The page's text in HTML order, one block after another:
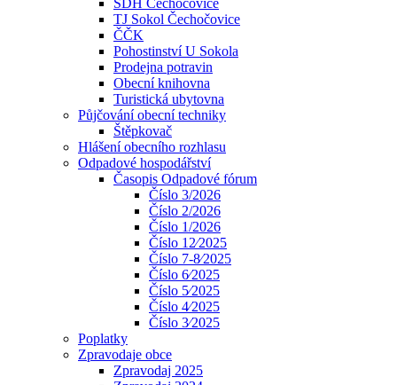
SDH Čechočovice
TJ Sokol Čechočovice
ČČK
Pohostinství U Sokola
Prodejna potravin
Obecní knihovna
Turistická ubytovna
Půjčování obecní techniky
Štěpkovač
Hlášení obecního rozhlasu
Odpadové hospodářství
Časopis Odpadové fórum
Číslo 3/2026
Číslo 2/2026
Číslo 1/2026
Číslo 12⁄2025
Číslo 7-8⁄2025
Číslo 6⁄2025
Číslo 5⁄2025
Číslo 4⁄2025
Číslo 3⁄2025
Poplatky
Zpravodaje obce
Zpravodaj 2025